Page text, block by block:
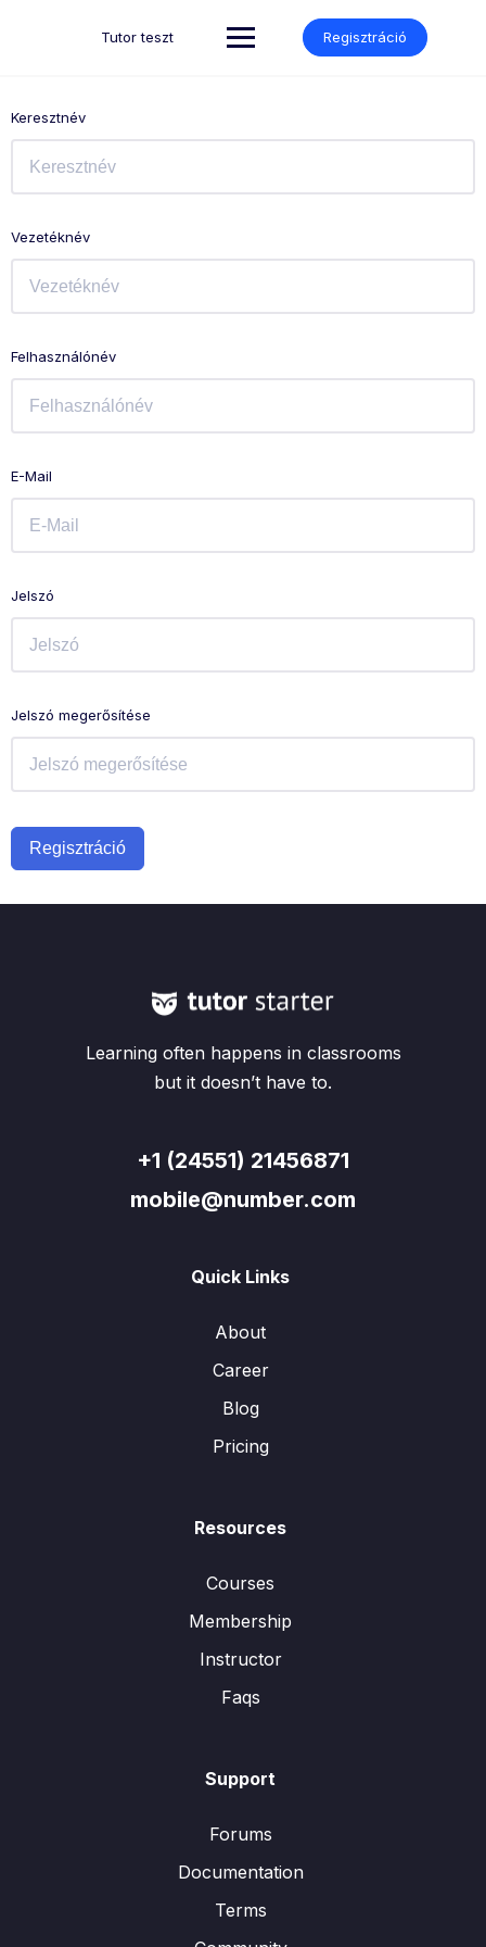
Tutor teszt Regisztráció
Keresztnév
Vezetéknév
Felhasználónév
E-Mail
Jelszó
Jelszó megerősítése
Regisztráció
Learning often happens in classrooms
but it doesn’t have to.
+1 (24551) 21456871
mobile@number.com
Quick Links
About
Career
Blog
Pricing
Resources
Courses
Membership
Instructor
Faqs
Support
Forums
Documentation
Terms